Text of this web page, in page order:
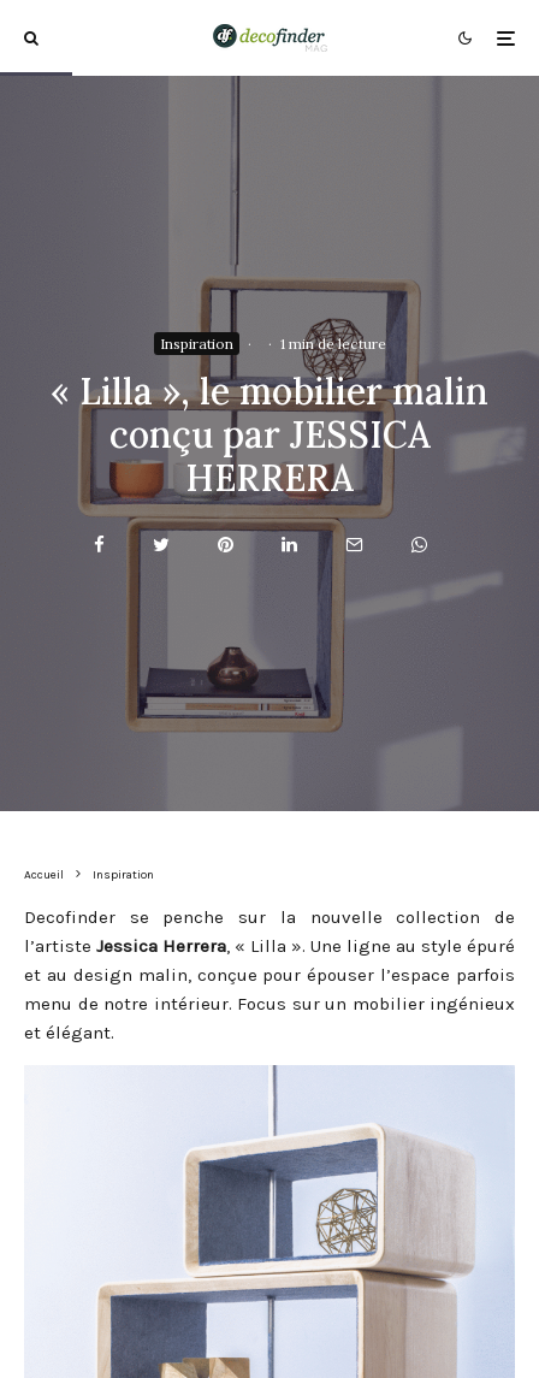
Inspiration · · 1 min de lecture
« Lilla », le mobilier malin
conçu par JESSICA
HERRERA
Accueil Inspiration
Decofinder se penche sur la nouvelle collection de
l’artiste Jessica Herrera, « Lilla ». Une ligne au style épuré
et au design malin, conçue pour épouser l’espace parfois
menu de notre intérieur. Focus sur un mobilier ingénieux
et élégant.